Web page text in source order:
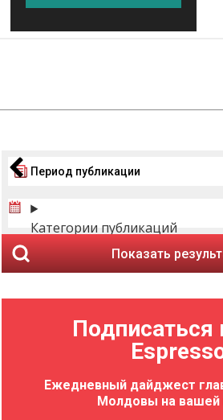
Период публикации
Категории публикаций
Показать
Подписаться
Ежедневный дайджест
Молдовы на вашей